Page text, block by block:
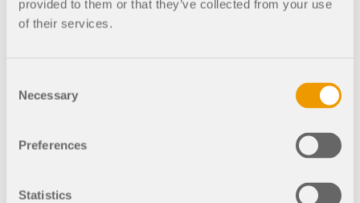
provided to them or that they’ve collected from your use
of their services.
Selection
Necessary
Preferences
Statistics
Přídavný modul J